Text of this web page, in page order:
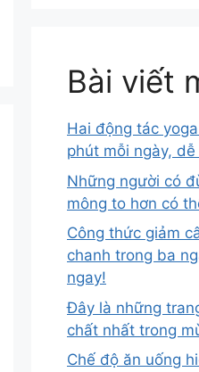
Bài viết
Hai động tác
phút mỗi ngày,
Những người có
mông to hơn có
Công thức giảm
chanh trong ba
ngay!
Đây là những
chất nhất trong
Chế độ ăn uống